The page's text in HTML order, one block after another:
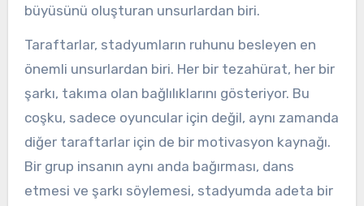
büyüsünü oluşturan unsurlardan biri.
Taraftarlar, stadyumların ruhunu besleyen en
önemli unsurlardan biri. Her bir tezahürat, her bir
şarkı, takıma olan bağlılıklarını gösteriyor. Bu
coşku, sadece oyuncular için değil, aynı zamanda
diğer taraftarlar için de bir motivasyon kaynağı.
Bir grup insanın aynı anda bağırması, dans
etmesi ve şarkı söylemesi, stadyumda adeta bir